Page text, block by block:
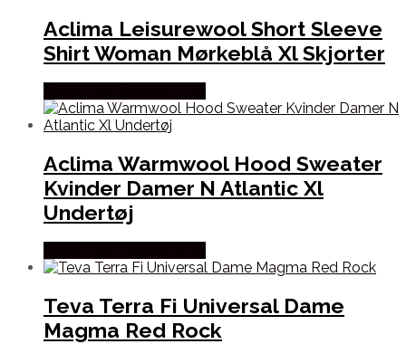
Aclima Leisurewool Short Sleeve
Shirt Woman Mørkeblå Xl Skjorter
Aclima Warmwool Hood Sweater
Kvinder Damer N Atlantic Xl
Undertøj
Teva Terra Fi Universal Dame
Magma Red Rock